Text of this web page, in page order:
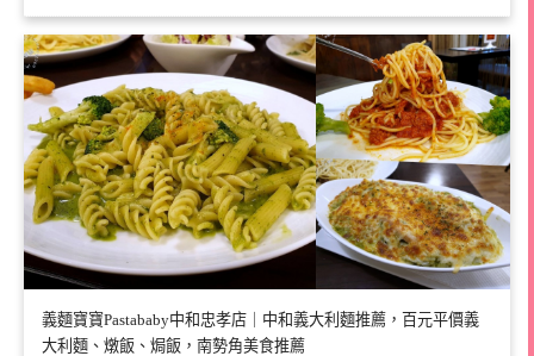
義麵寶寶Pastababy中和忠孝店｜中和義大利麵推薦，百元平價義
大利麵、燉飯、焗飯，南勢角美食推薦